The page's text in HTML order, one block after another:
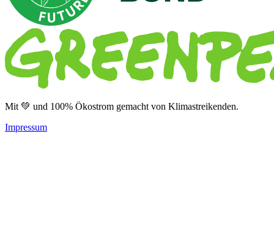
Mit 💚 und 100% Ökostrom gemacht von Klimastreikenden.
Impressum